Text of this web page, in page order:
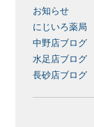
お知らせ
にじいろ薬局
中野店ブログ
水足店ブログ
長砂店ブログ